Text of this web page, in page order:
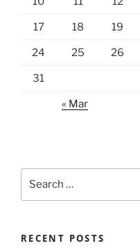
17 18 19
24 25 26
31
« Mar
RECENT POSTS